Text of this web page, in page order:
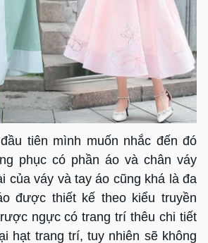
tiên mình muốn nhắc đến đó
phục có phần áo và chân váy
của váy và tay áo cũng khá là đa
được thiết kế theo kiểu truyền
ngực có trang trí thêu chi tiết
hạt trang trí, tuy nhiên sẽ không